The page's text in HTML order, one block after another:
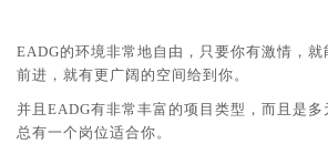
EADG的环境非常地自由，只要你有激情，
前进，就有更广阔的空间给到你。
并且EADG有非常丰富的项目类型，而且是多
总有一个岗位适合你。